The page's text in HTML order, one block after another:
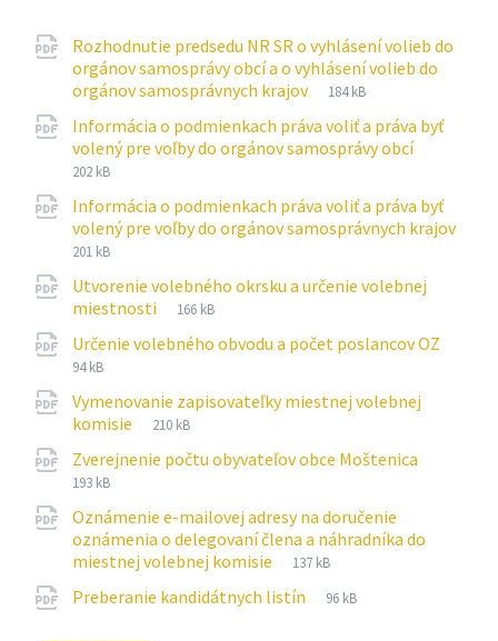
PrílohyRozhodnutie predsedu NR SR o vyhlásení volieb do
orgánov samosprávy obcí a o vyhlásení volieb do
orgánov samosprávnych krajov
Prípona
pdf
Veľkosť
184 kB
Informácia o podmienkach práva voliť a práva byť
volený pre voľby do orgánov samosprávy obcí
202 kB
Informácia o podmienkach práva voliť a práva byť
volený pre voľby do orgánov samosprávnych krajov
Prípona
pdf
Veľkosť
201 kB
Utvorenie volebného okrsku a určenie volebnej
miestnosti
Prípona
pdf
Veľkosť
166 kB
Určenie volebného obvodu a počet poslancov OZ
94 kB
Vymenovanie zapisovateľky miestnej volebnej
komisie
Prípona
pdf
Veľkosť
210 kB
Zverejnenie počtu obyvateľov obce Moštenica
193 kB
Oznámenie e-mailovej adresy na doručenie
oznámenia o delegovaní člena a náhradníka do
miestnej volebnej komisie
Prípona
pdf
Veľkosť
137 kB
Preberanie kandidátnych listín
Prípona
pdf
Veľkosť
96 kB